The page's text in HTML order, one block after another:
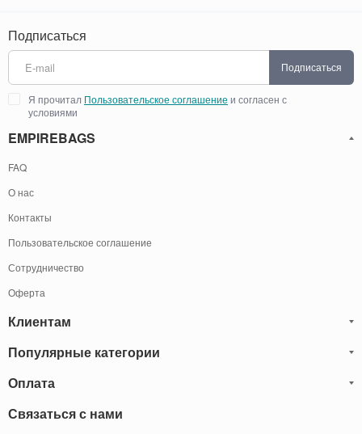
Подписаться
Подписаться
Я прочитал Пользовательское соглашение и согласен с
условиями
EMPIREBAGS
FAQ
О нас
Контакты
Пользовательское соглашение
Сотрудничество
Оферта
Клиентам
Блог
Обмен и Возврат
Популярные категории
Мужские кожаные сумки
Саквояжи
Оплата
осуществить
Связаться с нами